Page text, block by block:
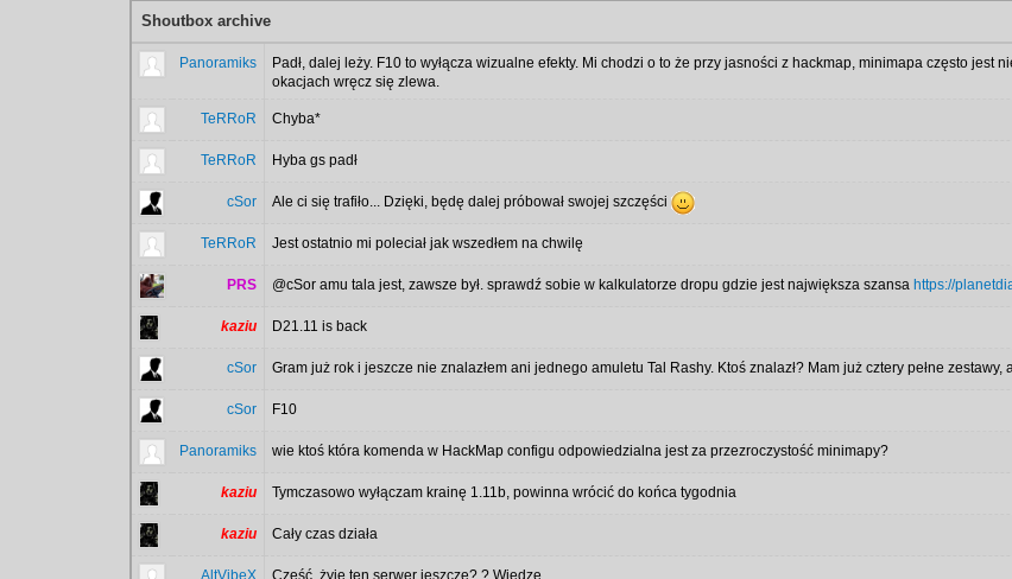
Shoutbox archive
Panoramiks
Padł, dalej leży. F10 to wyłącza wizualne efekty. Mi chodzi o to że przy jasności z hackmap, minimapa często jest
okacjach wręcz się zlewa.
TeRRoR Chyba*
TeRRoR Hyba gs padł
cSor Ale ci się trafiło... Dzięki, będę dalej próbował swojej szczęści
TeRRoR Jest ostatnio mi poleciał jak wszedłem na chwilę
PRS @cSor amu tala jest, zawsze był. sprawdź sobie w kalkulatorze dropu gdzie jest największa szansa https://
kaziu D21.11 is back
cSor Gram już rok i jeszcze nie znalazłem ani jednego amuletu Tal Rashy. Ktoś znalazł? Mam już cztery pełne
cSor F10
Panoramiks wie ktoś która komenda w HackMap configu odpowiedzialna jest za przezroczystość minimapy?
kaziu Tymczasowo wyłączam krainę 1.11b, powinna wrócić do końca tygodnia
kaziu Cały czas działa
AltVibeX Cześć, żyje ten serwer jeszcze? ? Wiedze